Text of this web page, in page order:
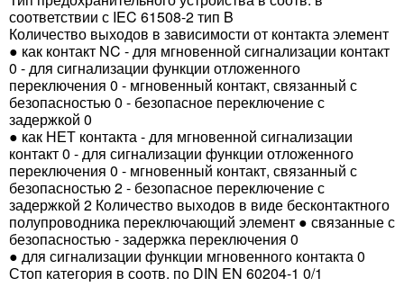
соответствии с IEC 61508-2 тип B
Количество выходов в зависимости от контакта элемент
● как контакт NC - для мгновенной сигнализации контакт
0 - для сигнализации функции отложенного
переключения 0 - мгновенный контакт, связанный с
безопасностью 0 - безопасное переключение с
задержкой 0
● как НЕТ контакта - для мгновенной сигнализации
контакт 0 - для сигнализации функции отложенного
переключения 0 - мгновенный контакт, связанный с
безопасностью 2 - безопасное переключение с
задержкой 2 Количество выходов в виде бесконтактного
полупроводника переключающий элемент ● связанные с
безопасностью - задержка переключения 0
● для сигнализации функции мгновенного контакта 0
Стоп категория в соотв. по DIN EN 60204-1 0/1